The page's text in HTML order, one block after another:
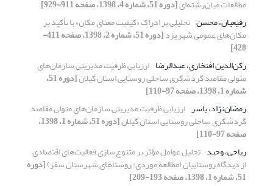
مطالعات میان‌رشته‌ای[دوره 51، شماره 4، 1398، صفحه 911-929]
رفیعیان، محسن تحلیلی بر ادراک «کیفیت معنای مکان» با تأکید بر
مکان‌های عمومی شهر یزد [دوره 51، شماره 2، 1398، صفحه 411-
428]
رکن‌الدین افتخاری، عبدالرضا ارزیابی ظرفیت مدیریتی سازمان‌های
متولی مقاصد گردشگری ساحلی روستایی استان گیلان [دوره 51،
شماره 1، 1398، صفحه 97-110]
رمضان‌نژاد، یاسر ارزیابی ظرفیت مدیریتی سازمان‌های متولی مقاصد
گردشگری ساحلی روستایی استان گیلان [دوره 51، شماره 1، 1398،
صفحه 97-110]
ریاحی، وحید تحلیل عوامل مؤثر بر متنوع‌سازی فعالیت‌های اقتصادی
از دیدگاه روستاییان (مطالعة موردی: روستاهای شهرستان سقز)[دوره
51، شماره 1، 1398، صفحه 193-209]